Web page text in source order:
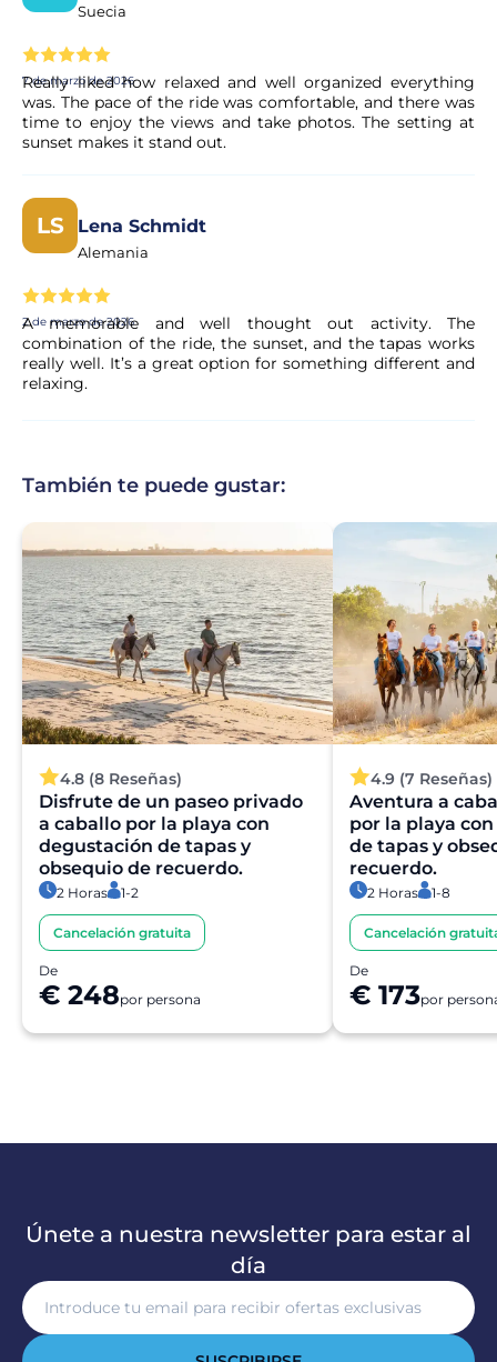
Suecia
7 de marzo de 2026
Really liked how relaxed and well organized everything
was. The pace of the ride was comfortable, and there was
time to enjoy the views and take photos. The setting at
sunset makes it stand out.
LS Lena Schmidt
Alemania
2 de marzo de 2026
A memorable and well thought out activity. The
combination of the ride, the sunset, and the tapas works
really well. It’s a great option for something different and
relaxing.
También te puede gustar:
4.8 (8 Reseñas)
Disfrute de un paseo privado
a caballo por la playa con
degustación de tapas y
obsequio de recuerdo.
2 Horas 1-2
Cancelación gratuita
De
€ 248por persona
4.9 (7 Reseñas)
Aventura a
por la playa
de tapas y
recuerdo.
2 Horas 1-8
Cancelación
De
€ 173por
Únete a nuestra newsletter para estar al
día